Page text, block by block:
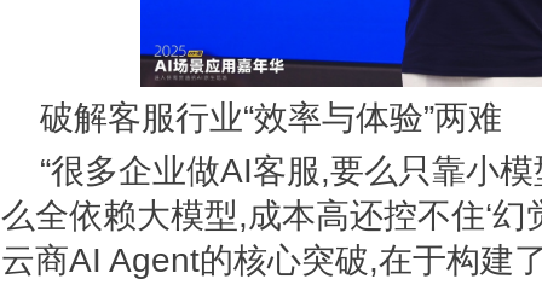
破解客服行业“效率与体验”两难
“很多企业做AI客服,要么只靠小
么全依赖大模型,成本高还控不住‘幻
云商AI Agent的核心突破,在于构建